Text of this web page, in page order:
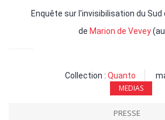
Enquête sur l'invisibilisation du
de Marion de Vevey
Collection : Quanto
MEDIAS
PRESSE